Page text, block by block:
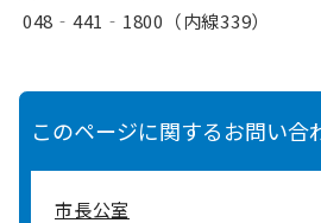
048‐441‐1800（内線339）
このページに関するお問い合
市長公室